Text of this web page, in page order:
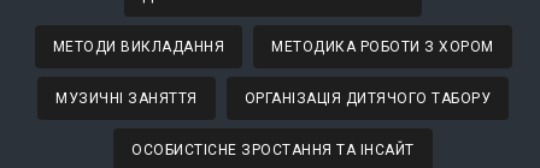
МЕТОДИ ВИКЛАДАННЯ МЕТОДИКА РОБОТИ З ХОРОМ
МУЗИЧНІ ЗАНЯТТЯ ОРГАНІЗАЦІЯ ДИТЯЧОГО ТАБОРУ
ОСОБИСТІСНЕ ЗРОСТАННЯ ТА ІНСАЙТ